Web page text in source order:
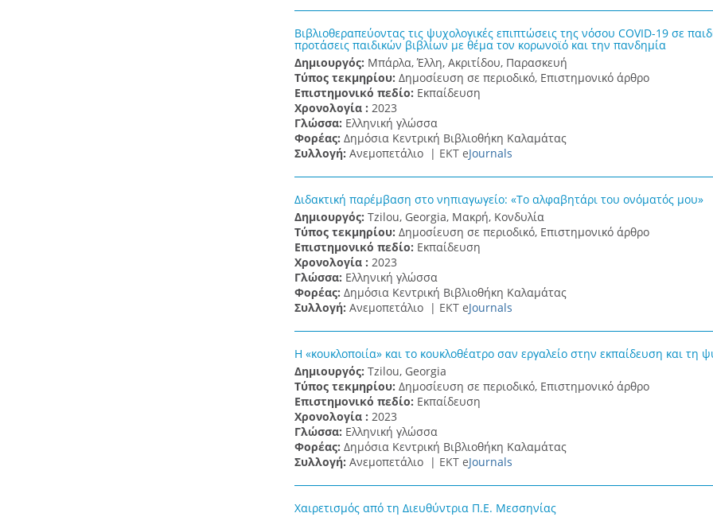
Βιβλιοθεραπεύοντας τις ψυχολογικές επιπτώσεις της νόσου COVID-19 σε
προτάσεις παιδικών βιβλίων με θέμα τον κορωνοϊό και την πανδημία
Δημιουργός: Μπάρλα, Έλλη, Ακριτίδου, Παρασκευή
Τύπος τεκμηρίου: Δημοσίευση σε περιοδικό, Επιστημονικό άρθρο
Επιστημονικό πεδίο: Εκπαίδευση
Χρονολογία : 2023
Γλώσσα: Ελληνική γλώσσα
Φορέας: Δημόσια Κεντρική Βιβλιοθήκη Καλαμάτας
Συλλογή: Ανεμοπετάλιο | ΕΚΤ eJournals
Διδακτική παρέμβαση στο νηπιαγωγείο: «Το αλφαβητάρι του ονόματός μου»
Δημιουργός: Tzilou, Georgia, Μακρή, Κονδυλία
Τύπος τεκμηρίου: Δημοσίευση σε περιοδικό, Επιστημονικό άρθρο
Επιστημονικό πεδίο: Εκπαίδευση
Χρονολογία : 2023
Γλώσσα: Ελληνική γλώσσα
Φορέας: Δημόσια Κεντρική Βιβλιοθήκη Καλαμάτας
Συλλογή: Ανεμοπετάλιο | ΕΚΤ eJournals
H «κουκλοποιία» και το κουκλοθέατρο σαν εργαλείο στην εκπαίδευση και τη
Δημιουργός: Tzilou, Georgia
Τύπος τεκμηρίου: Δημοσίευση σε περιοδικό, Επιστημονικό άρθρο
Επιστημονικό πεδίο: Εκπαίδευση
Χρονολογία : 2023
Γλώσσα: Ελληνική γλώσσα
Φορέας: Δημόσια Κεντρική Βιβλιοθήκη Καλαμάτας
Συλλογή: Ανεμοπετάλιο | ΕΚΤ eJournals
Χαιρετισμός από τη Διευθύντρια Π.Ε. Μεσσηνίας